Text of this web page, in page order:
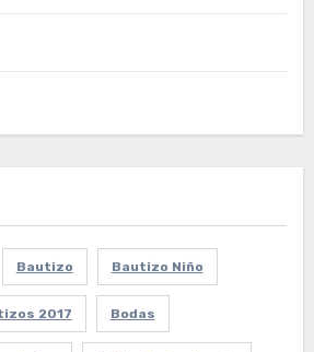
Bautizo Bautizo Niño
2017 Bodas